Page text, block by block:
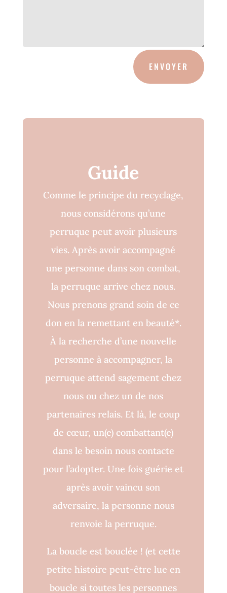
ENVOYER
Guide
Comme le principe du recyclage,
nous considérons qu’une
perruque peut avoir plusieurs
vies. Après avoir accompagné
une personne dans son combat,
la perruque arrive chez nous.
Nous prenons grand soin de ce
don en la remettant en beauté*.
À la recherche d’une nouvelle
personne à accompagner, la
perruque attend sagement chez
nous ou chez un de nos
partenaires relais. Et là, le coup
de cœur, un(e) combattant(e)
dans le besoin nous contacte
pour l’adopter. Une fois guérie et
après avoir vaincu son
adversaire, la personne nous
renvoie la perruque.
La boucle est bouclée ! (et cette
petite histoire peut-être lue en
boucle si toutes les personnes